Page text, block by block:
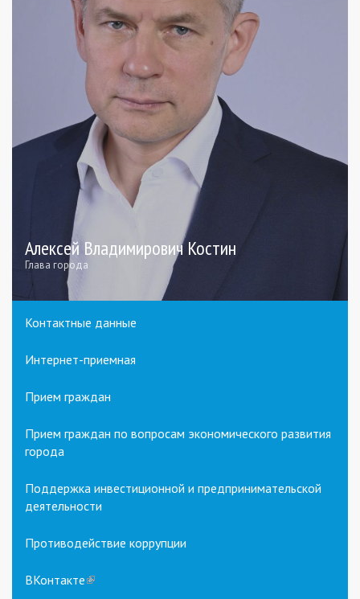
Алексей Владимирович Костин
Глава города
Контактные данные
Интернет-приемная
Прием граждан
Прием граждан по вопросам экономического развития
города
Поддержка инвестиционной и предпринимательской
деятельности
Противодействие коррупции
ВКонтакте(link